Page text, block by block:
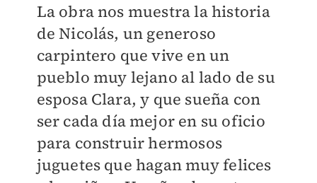
La obra nos muestra la historia
de Nicolás, un generoso
carpintero que vive en un
pueblo muy lejano al lado de su
esposa Clara, y que sueña con
ser cada día mejor en su oficio
para construir hermosos
juguetes que hagan muy felices